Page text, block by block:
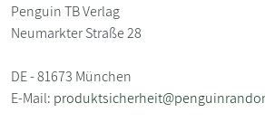
Penguin TB Verlag
Neumarkter Straße 28
DE - 81673 München
E-Mail: